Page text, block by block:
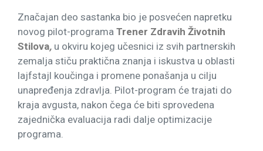
Značajan deo sastanka bio je posvećen napretku
novog pilot-programa Trener Zdravih Životnih
Stilova, u okviru kojeg učesnici iz svih partnerskih
zemalja stiču praktična znanja i iskustva u oblasti
lajfstajl koučinga i promene ponašanja u cilju
unapređenja zdravlja. Pilot-program će trajati do
kraja avgusta, nakon čega će biti sprovedena
zajednička evaluacija radi dalje optimizacije
programa.